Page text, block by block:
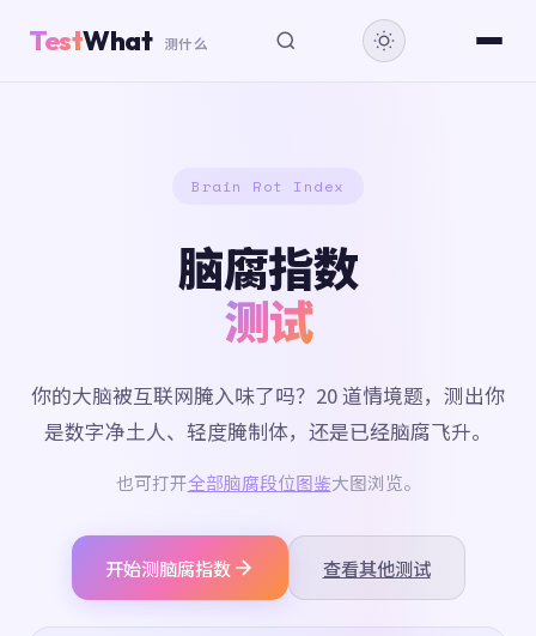
TestWhat 测什么
Brain Rot Index
脑腐指数
测试
你的大脑被互联网腌入味了吗？20 道情境题，测出你
是数字净土人、轻度腌制体，还是已经脑腐飞升。
也可打开全部脑腐段位图鉴大图浏览。
开始测脑腐指数 查看其他测试